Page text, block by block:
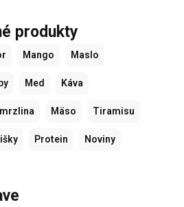
produkty
Mango Maslo
Med Káva
Mäso Tiramisu
Protein Noviny